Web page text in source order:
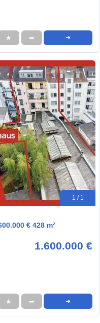
★ ➦ ➜
1 / 1
€ 428 m²
1.600.000 €
★ ➦ ➜